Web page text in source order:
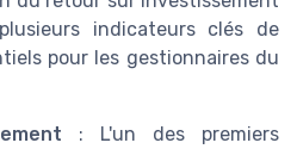
indicateurs clés de
pour les gestionnaires du
: L'un des premiers